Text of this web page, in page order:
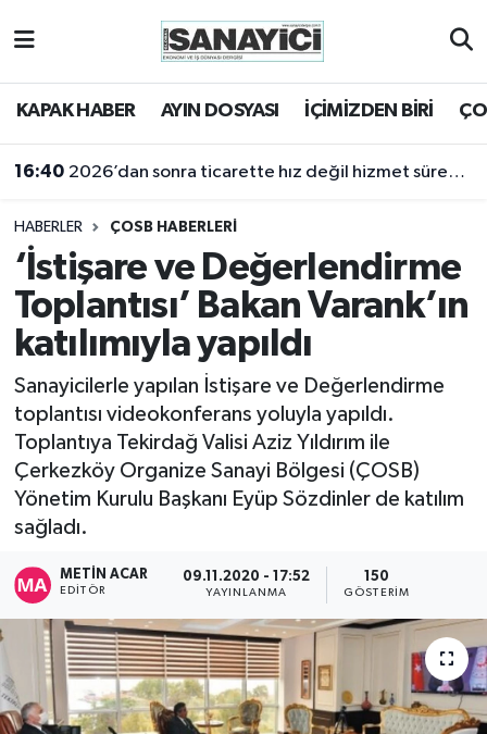
KAPAK HABER AYIN DOSYASI İÇİMİZDEN BİRİ
16:40 2026’dan sonra ticarette hız değil hizmet sürekliliği öne çıkacak
HABERLER ÇOSB HABERLERİ
‘İstişare ve Değerlendirme
Toplantısı’ Bakan Varank’ın
katılımıyla yapıldı
Sanayicilerle yapılan İstişare ve Değerlendirme
toplantısı videokonferans yoluyla yapıldı.
Toplantıya Tekirdağ Valisi Aziz Yıldırım ile
Çerkezköy Organize Sanayi Bölgesi (ÇOSB)
Yönetim Kurulu Başkanı Eyüp Sözdinler de katılım
sağladı.
METIN ACAR
EDITÖR
09.11.2020 - 17:52
YAYINLANMA
150
GÖSTERIM
Tekirdağ Nöbetçi Eczaneler
Tekirdağ Trafik Yoğunluk Haritası
Süper Lig Puan Durumu ve Fikstür
Tüm Manşetler
Son Dakika Haberleri
Haber Arşivi